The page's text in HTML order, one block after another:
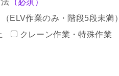
ELV作業のみ・階段5段未満）
クレーン作業・特殊作業